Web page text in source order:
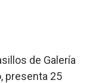
de Galería
presenta 25